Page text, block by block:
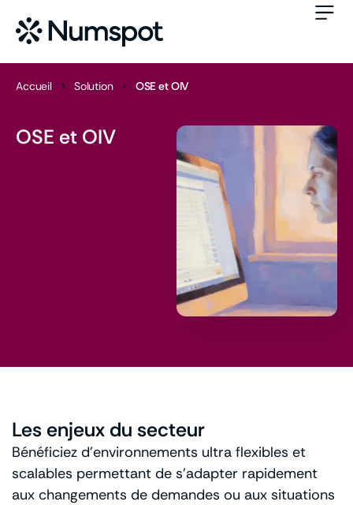
Accueil > Solution > OSE et OIV
OSE et OIV
Les enjeux du secteur
Bénéficiez d’environnements ultra flexibles et
scalables permettant de s’adapter rapidement
aux changements de demandes ou aux situations